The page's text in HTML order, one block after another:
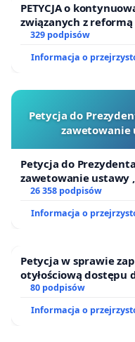
PETYCJA o
związanych z
329 podpisów
Informacja o
Petycja do
zawetowanie
Petycja do
zawetowanie ustawy
26 358 podpisów
Informacja o
Petycja w sprawie
otyłościową dostępu
oraz programów
80 podpisów
Informacja o